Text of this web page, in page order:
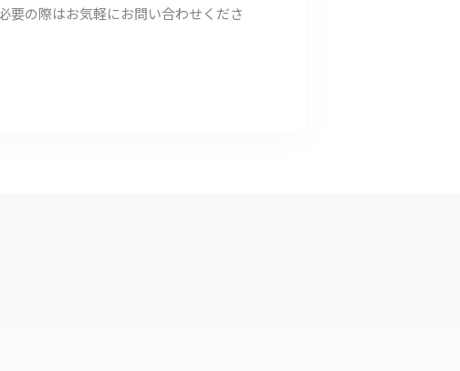
要の際はお気軽にお問い合わせくださ